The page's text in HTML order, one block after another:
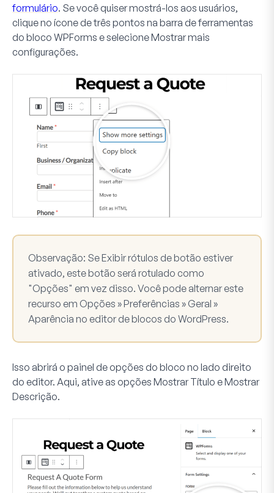
formulário. Se você quiser mostrá-los aos usuários,
clique no ícone de três pontos na barra de ferramentas
do bloco WPForms e selecioneMostrar mais
configurações.
Observação: SeExibir rótulos de botão estiver
ativado, este botão será rotulado como
"Opções" em vez disso. Você pode alternar este
recurso em Opções » Preferências » Geral »
Aparência no editor de blocos do WordPress.
Isso abrirá o painel de opções do bloco no lado direito
do editor. Aqui, ative as opções Mostrar Título eMostrar
Descrição.